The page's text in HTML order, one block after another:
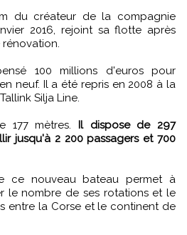
du créateur de la compagnie
2016, rejoint sa flotte après
100 millions d'euros pour
neuf. Il a été repris en 2008 à la
Silja Line.
177 mètres. Il dispose de 297
jusqu'à 2 200 passagers et 700
ce nouveau bateau permet à
le nombre de ses rotations et le
entre la Corse et le continent de